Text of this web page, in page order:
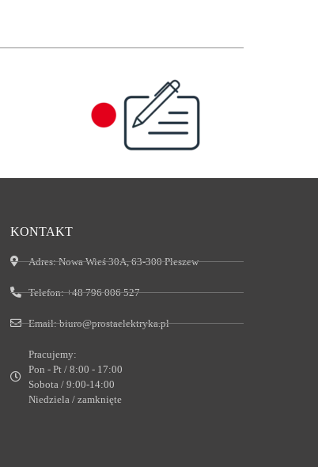
KONTAKT
Adres:Nowa Wieś 30A, 63-300 Pleszew
Telefon:+48 796 006 527
Email:biuro@prostaelektryka.pl
Pracujemy:
Pon - Pt / 8:00 - 17:00
Sobota / 9:00-14:00
Niedziela / zamknięte